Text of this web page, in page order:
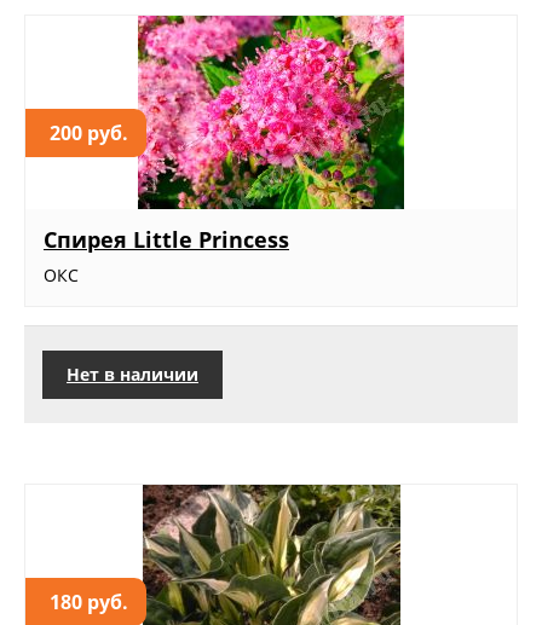
200 руб.
Спирея Little Princess
ОКС
Нет в наличии
180 руб.